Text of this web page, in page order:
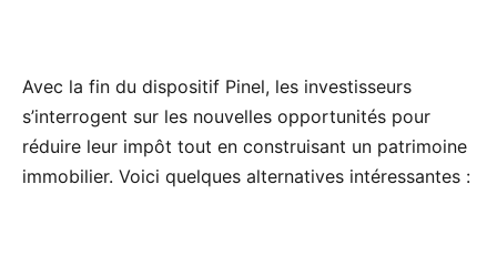
Avec la fin du dispositif Pinel, les investisseurs
s’interrogent sur les nouvelles opportunités pour
réduire leur impôt tout en construisant un patrimoine
immobilier. Voici quelques alternatives intéressantes :